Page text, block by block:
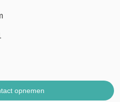
opnemen